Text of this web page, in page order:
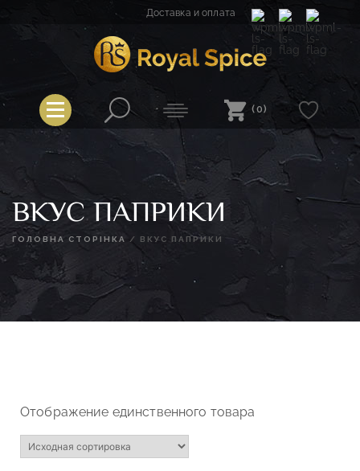
Доставка и оплата
Royal Spice
(0)
ВКУС ПАПРИКИ
ГОЛОВНА СТОРІНКА / ВКУС ПАПРИКИ
Отображение единственного товара